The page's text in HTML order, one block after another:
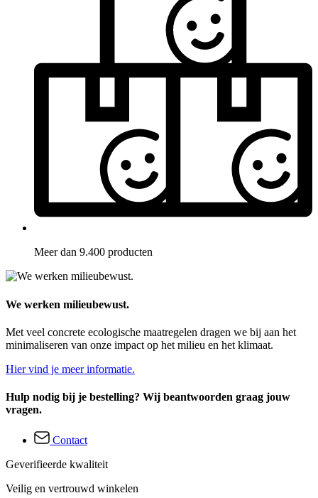
Meer dan 9.400 producten
We werken milieubewust.
Met veel concrete ecologische maatregelen dragen we bij aan het
minimaliseren van onze impact op het milieu en het klimaat.
Hier vind je meer informatie.
Hulp nodig bij je bestelling? Wij beantwoorden graag jouw
vragen.
Contact
Geverifieerde kwaliteit
Veilig en vertrouwd winkelen